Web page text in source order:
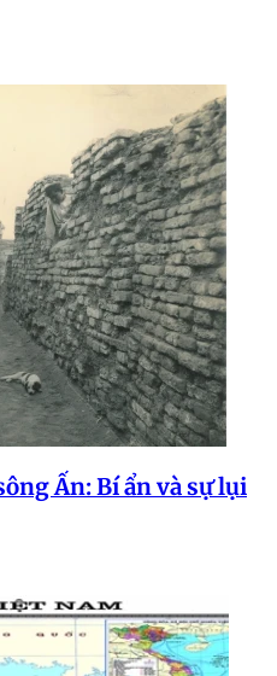
Ấn: Bí ẩn và sự lụi